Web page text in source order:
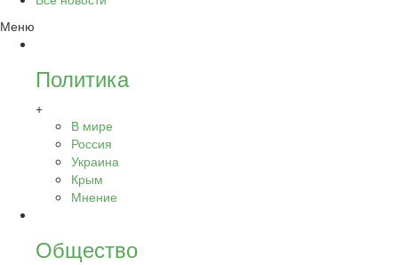
Меню
Политика
+
В мире
Россия
Украина
Крым
Мнение
Общество